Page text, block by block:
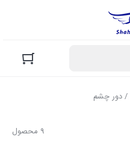
/ دور چشم
9 محصول